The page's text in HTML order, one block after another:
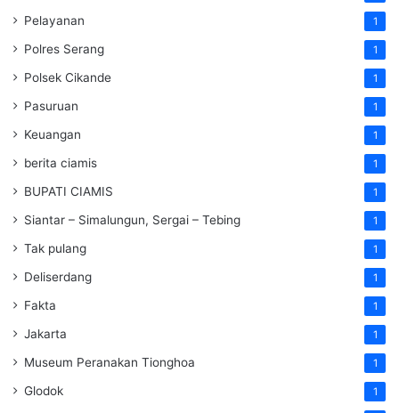
Pelayanan 1
Polres Serang 1
Polsek Cikande 1
Pasuruan 1
Keuangan 1
berita ciamis 1
BUPATI CIAMIS 1
Siantar – Simalungun, Sergai – Tebing 1
Tak pulang 1
Deliserdang 1
Fakta 1
Jakarta 1
Museum Peranakan Tionghoa 1
Glodok 1